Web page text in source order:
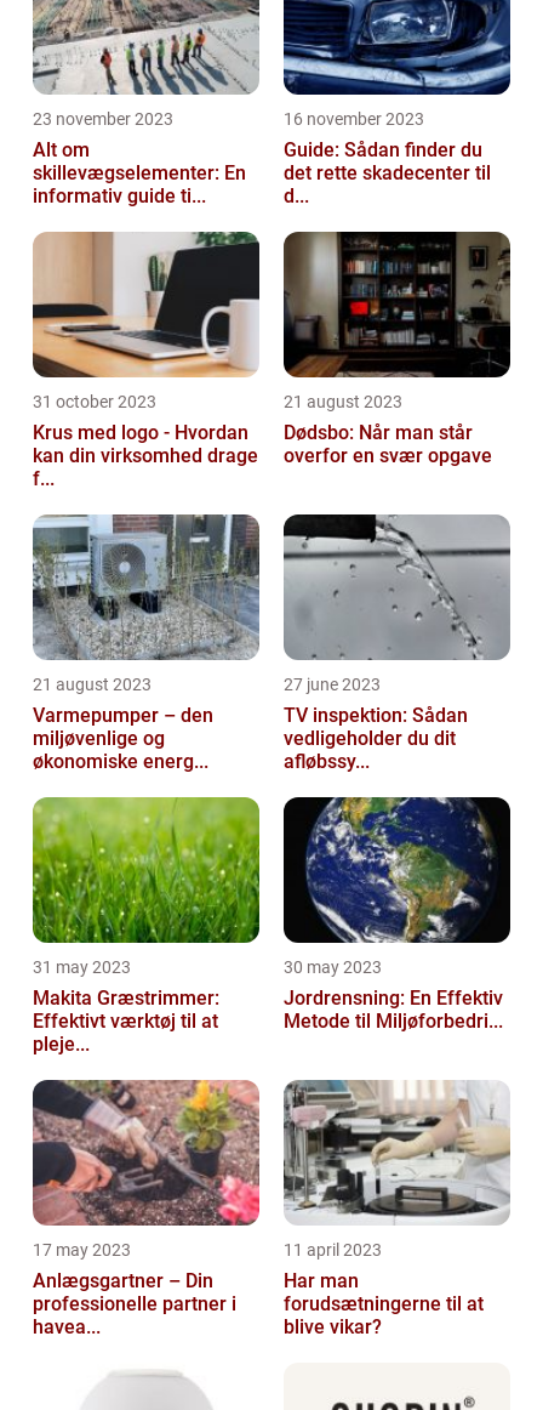
23 november 2023
Alt om
skillevægselementer: En
informativ guide ti...
16 november 2023
Guide: Sådan finder du
det rette skadecenter til
d...
31 october 2023
Krus med logo - Hvordan
kan din virksomhed drage
f...
21 august 2023
Dødsbo: Når man står
overfor en svær opgave
21 august 2023
Varmepumper – den
miljøvenlige og
økonomiske energ...
27 june 2023
TV inspektion: Sådan
vedligeholder du dit
afløbssy...
31 may 2023
Makita Græstrimmer:
Effektivt værktøj til at
pleje...
30 may 2023
Jordrensning: En Effektiv
Metode til Miljøforbedri...
17 may 2023
Anlægsgartner – Din
professionelle partner i
havea...
11 april 2023
Har man
forudsætningerne til at
blive vikar?